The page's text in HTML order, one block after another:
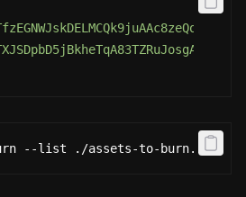
--list ./assets-to-burn.json